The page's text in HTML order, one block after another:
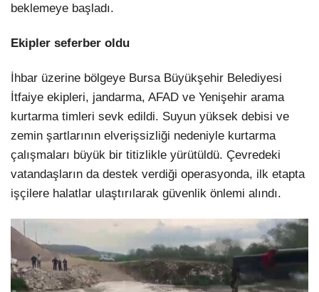
beklemeye başladı.
Ekipler seferber oldu
İhbar üzerine bölgeye Bursa Büyükşehir Belediyesi
İtfaiye ekipleri, jandarma, AFAD ve Yenişehir arama
kurtarma timleri sevk edildi. Suyun yüksek debisi ve
zemin şartlarının elverişsizliği nedeniyle kurtarma
çalışmaları büyük bir titizlikle yürütüldü. Çevredeki
vatandaşların da destek verdiği operasyonda, ilk etapta
işçilere halatlar ulaştırılarak güvenlik önlemi alındı.